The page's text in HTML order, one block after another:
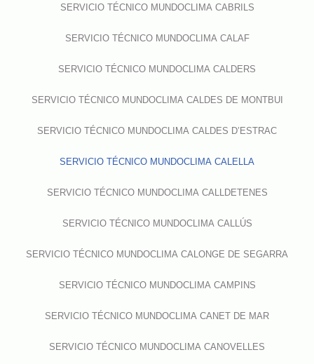
SERVICIO TÉCNICO MUNDOCLIMA CABRILS
SERVICIO TÉCNICO MUNDOCLIMA CALAF
SERVICIO TÉCNICO MUNDOCLIMA CALDERS
SERVICIO TÉCNICO MUNDOCLIMA CALDES DE MONTBUI
SERVICIO TÉCNICO MUNDOCLIMA CALDES D’ESTRAC
SERVICIO TÉCNICO MUNDOCLIMA CALELLA
SERVICIO TÉCNICO MUNDOCLIMA CALLDETENES
SERVICIO TÉCNICO MUNDOCLIMA CALLÚS
SERVICIO TÉCNICO MUNDOCLIMA CALONGE DE SEGARRA
SERVICIO TÉCNICO MUNDOCLIMA CAMPINS
SERVICIO TÉCNICO MUNDOCLIMA CANET DE MAR
SERVICIO TÉCNICO MUNDOCLIMA CANOVELLES